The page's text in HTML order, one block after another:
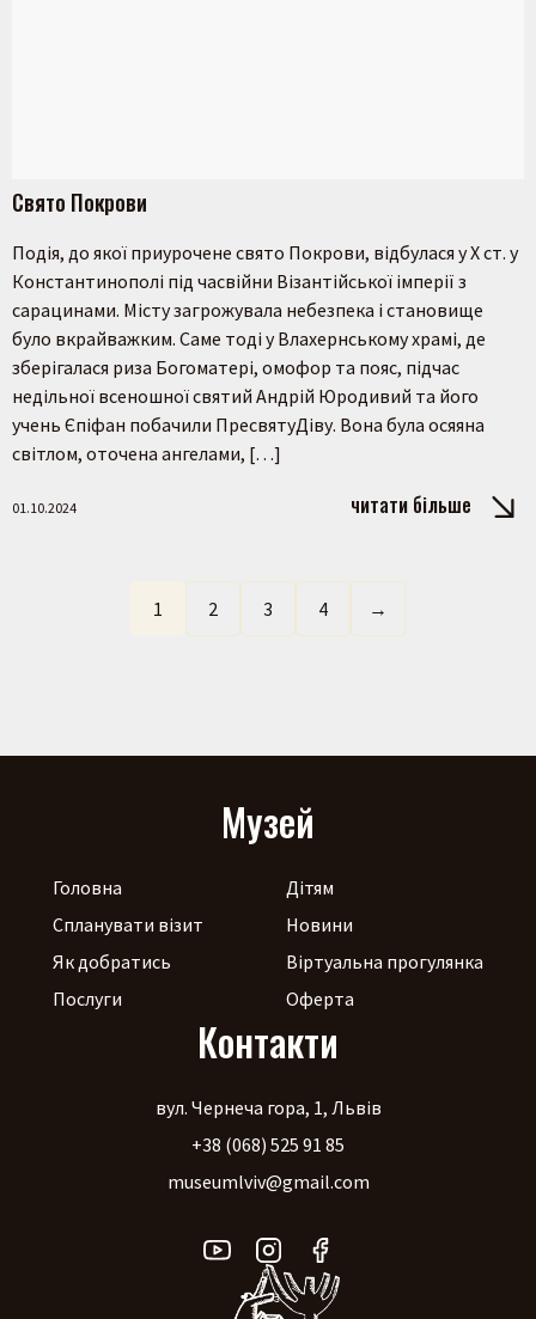
Свято Покрови
Подія, до якої приурочене свято Покрови, відбулася у Х ст. у
Константинополі під часвійни Візантійської імперії з
сарацинами. Місту загрожувала небезпека і становище
було вкрайважким. Саме тоді у Влахернському храмі, де
зберігалася риза Богоматері, омофор та пояс, підчас
недільної всеношної святий Андрій Юродивий та його
учень Єпіфан побачили ПресвятуДіву. Вона була осяяна
світлом, оточена ангелами, […]
01.10.2024 читати більше
1 2 3 4 →
Музей
Головна
Спланувати візит
Як добратись
Послуги
Дітям
Новини
Віртуальна прогулянка
Оферта
Контакти
вул. Чернеча гора, 1, Львів
+38 (068) 525 91 85
museumlviv@gmail.com